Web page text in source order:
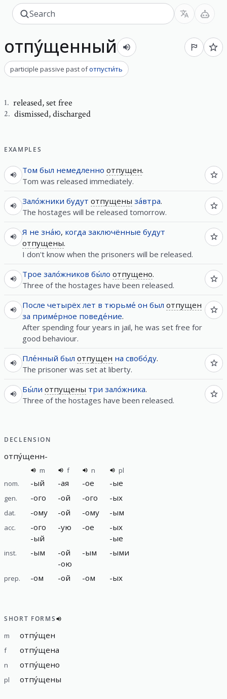
отпу́щенный
participle passive past ofотпусти́ть
1. released,set free
2. dismissed,discharged
EXAMPLES
Том был немедленно отпущен.
Tom was released immediately.
Зало́жники будут отпущены за́втра.
The hostages will be released tomorrow.
Я не зна́ю, когда заключённые будут
отпущены.
I don't know when the prisoners will be released.
Трое зало́жников бы́ло отпущено.
Three of the hostages have been released.
После четырёх лет в тюрьме́ он был отпущен
за приме́рное поведе́ние.
After spending four years in jail, he was set free for
good behaviour.
Пле́нный был отпущен на свобо́ду.
The prisoner was set at liberty.
Бы́ли отпущены три зало́жника.
Three of the hostages have been released.
DECLENSION
отпу́щенн-
m f n
pl
nom.
-ый -ая -ое -ые
gen. -ого -ой -ого -ых
dat. -ому -ой -ому -ым
acc. -ого
-ый
-ую -ое -ых
-ые
inst. -ым -ой
-ою
-ым -ыми
prep. -ом -ой -ом -ых
SHORT FORMS
m отпу́щен
f отпу́щена
n отпу́щено
pl отпу́щены